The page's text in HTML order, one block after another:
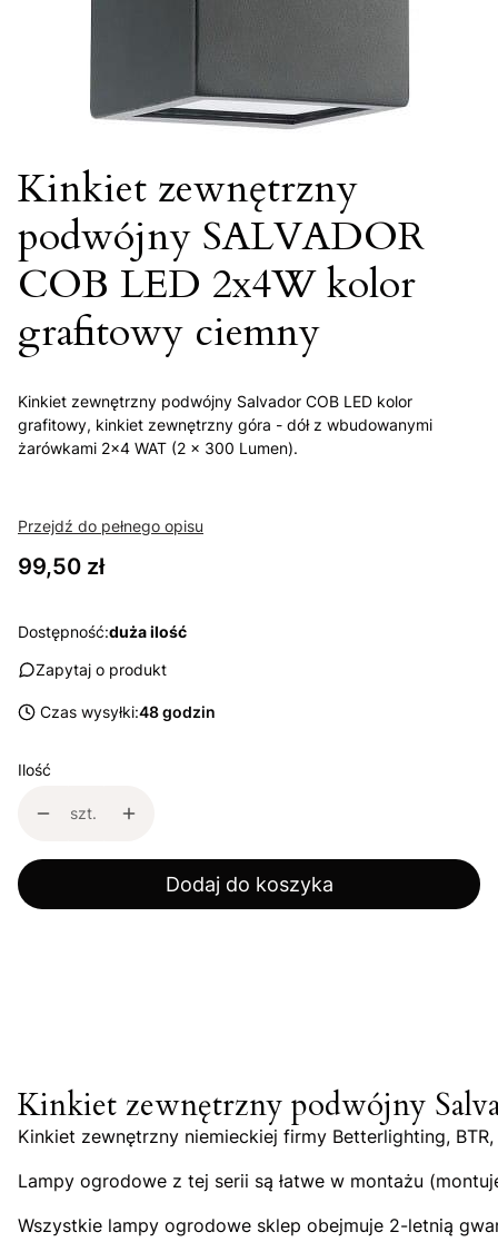
Kinkiet zewnętrzny
podwójny SALVADOR
COB LED 2x4W kolor
grafitowy ciemny
Kinkiet zewnętrzny podwójny Salvador COB LED kolor
grafitowy, kinkiet zewnętrzny góra - dół z wbudowanymi
żarówkami 2x4 WAT (2 x 300 Lumen).
Przejdź do pełnego opisu
Cena
99,50 zł
Dostępność:duża ilość
Zapytaj o produkt
Czas wysyłki:48 godzin
Ilość
szt.
Dodaj do koszyka
Kinkiet zewnętrzny podwójny
Kinkiet zewnętrzny niemieckiej firmy Betterlighting,
Lampy ogrodowe z tej serii są łatwe w montażu
Wszystkie lampy ogrodowe sklep obejmuje 2-letnią